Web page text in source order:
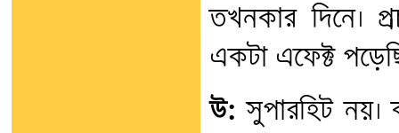
তখনকার দিনে।
একটা এফেক্ট
উ: সুপারহিট নয়।